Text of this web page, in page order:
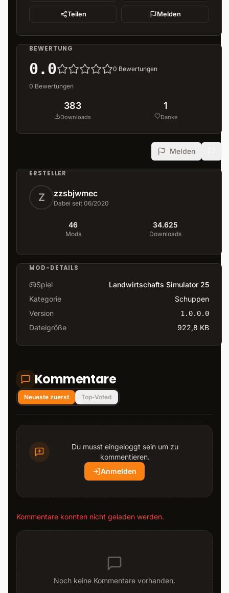
Teilen Melden
BEWERTUNG
0.0 0 Bewertungen
0 Bewertungen
383
Downloads
1
Danke
Melden
ERSTELLER
Z zzsbjwmec
Dabei seit 06/2020
46
Mods
34.625
Downloads
MOD-DETAILS
Spiel
Landwirtschafts Simulator 25
Kategorie
Schuppen
Version
1.0.0.0
Dateigröße 922,8 KB
Kommentare
Neueste zuerst Top-Voted
Du musst eingeloggt sein um zu
kommentieren.
Anmelden
Kommentare konnten nicht geladen werden.
Noch keine Kommentare vorhanden.